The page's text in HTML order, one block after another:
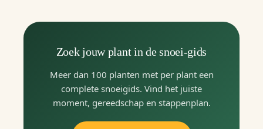
Zoek jouw plant in de snoei-gids
Meer dan 100 planten met per plant een
complete snoeigids. Vind het juiste
moment, gereedschap en stappenplan.